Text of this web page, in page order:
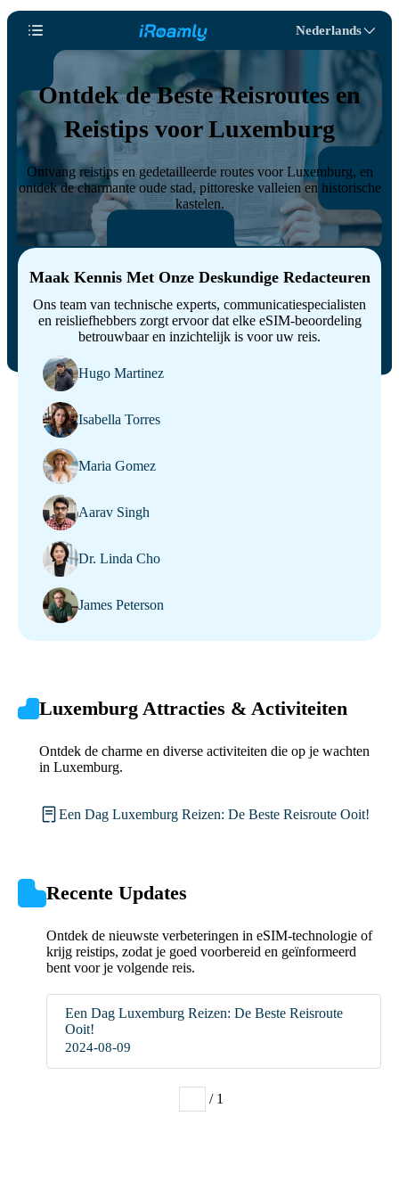
Nederlands
Ontdek de Beste Reisroutes en
Reistips voor Luxemburg
Ontvang reistips en gedetailleerde routes voor Luxemburg, en
ontdek de charmante oude stad, pittoreske valleien en historische
kastelen.
Maak Kennis Met Onze Deskundige Redacteuren
Ons team van technische experts, communicatiespecialisten
en reisliefhebbers zorgt ervoor dat elke eSIM-beoordeling
betrouwbaar en inzichtelijk is voor uw reis.
Hugo Martinez
Isabella Torres
Maria Gomez
Aarav Singh
Dr. Linda Cho
James Peterson
Luxemburg Attracties & Activiteiten
Ontdek de charme en diverse activiteiten die op je wachten
in Luxemburg.
Een Dag Luxemburg Reizen: De Beste Reisroute Ooit!
Recente Updates
Ontdek de nieuwste verbeteringen in eSIM-technologie of
krijg reistips, zodat je goed voorbereid en geïnformeerd
bent voor je volgende reis.
Een Dag Luxemburg Reizen: De Beste Reisroute
Ooit!
2024-08-09
/ 1